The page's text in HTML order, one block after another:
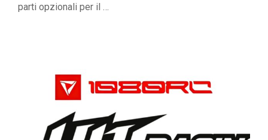
parti opzionali per il …